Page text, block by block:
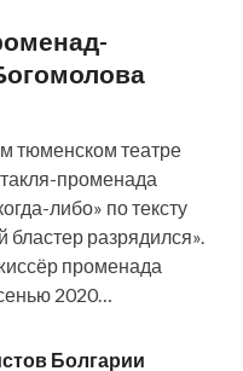
тюменском театре
променада
либо» по тексту
разрядился».
променада
2020…
Болгарии